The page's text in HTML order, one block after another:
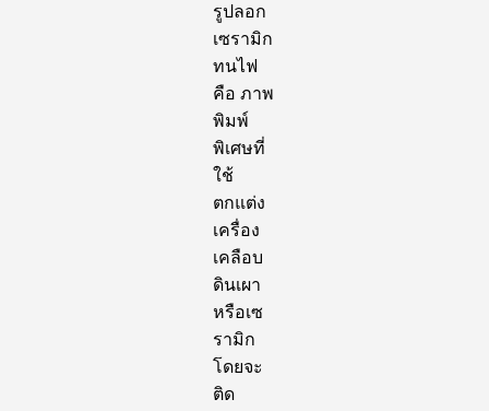
รูปลอก
เซรามิก
ทนไฟ
คือ ภาพ
พิมพ์
พิเศษที่
ใช้
ตกแต่ง
เครื่อง
เคลือบ
ดินเผา
หรือเซ
รามิก
โดยจะ
ติด